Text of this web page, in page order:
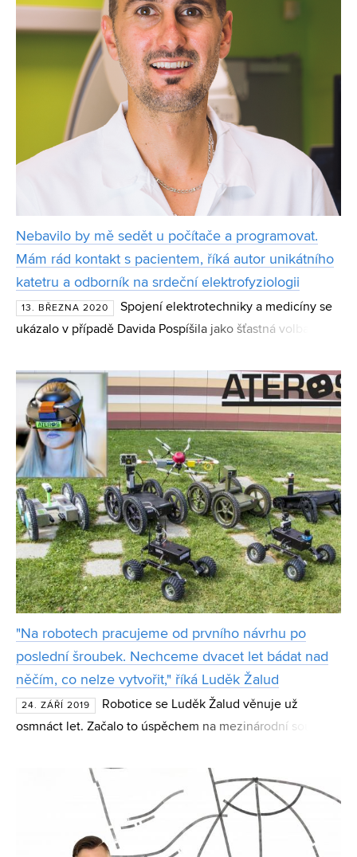
Nebavilo by mě sedět u počítače a programovat.
Mám rád kontakt s pacientem, říká autor unikátního
katetru a odborník na srdeční elektrofyziologii
13. BŘEZNA 2020
Spojení elektrotechniky a medicíny se
ukázalo v případě Davida Pospíšila jako šťastná volba. Už
zaujalo srdce a oblast kardiologie. Dnes ho pacien
"Na robotech pracujeme od prvního návrhu po
poslední šroubek. Nechceme dvacet let bádat nad
něčím, co nelze vytvořit," říká Luděk Žalud
24. ZÁŘÍ 2019
Robotice se Luděk Žalud věnuje už
osmnáct let. Začalo to úspěchem na mezinárodní soutěži
vede v rámci Laboratoře teleprezence a robotiky na FEKT